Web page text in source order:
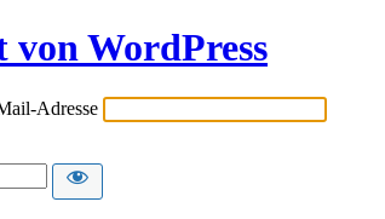
von WordPress
Adresse